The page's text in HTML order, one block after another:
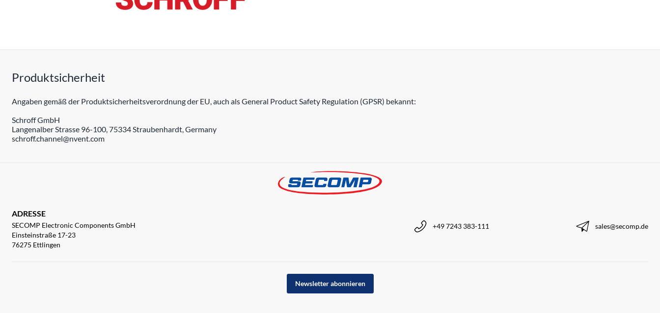
Produktsicherheit
Angaben gemäß der Produktsicherheitsverordnung der EU, auch als General Product Safety Regulation (GPSR) bekannt:
Schroff GmbH
Langenalber Strasse 96-100, 75334 Straubenhardt, Germany
schroff.channel@nvent.com
ADRESSE
SECOMP Electronic Components GmbH
Einsteinstraße 17-23
76275 Ettlingen
+49 7243 383-111 sales@secomp.de
Newsletter abonnieren